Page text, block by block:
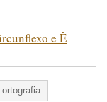
e Ê
ortografia